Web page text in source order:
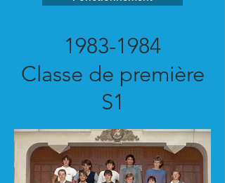
1983-1984
Classe de première
S1